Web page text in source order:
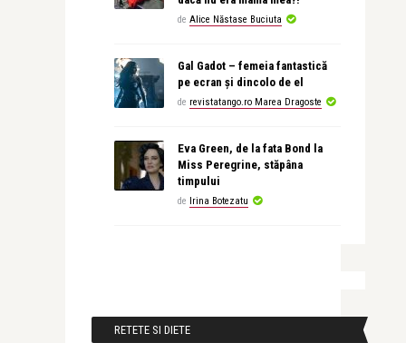
de Alice Năstase Buciuta
Gal Gadot – femeia fantastică
pe ecran și dincolo de el
de revistatango.ro Marea Dragoste
Eva Green, de la fata Bond la
Miss Peregrine, stăpâna
timpului
de Irina Botezatu
RETETE SI DIETE